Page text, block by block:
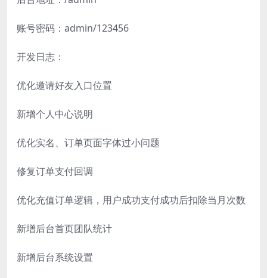
账号密码：admin/123456
开发日志：
优化邀请好友入口位置
新增个人中心说明
优化实名、订单页面字体过小问题
修复订单支付回调
优化充值订单逻辑，用户成功支付成功后扣除当月次数
新增后台首页团队统计
新增后台系统设置